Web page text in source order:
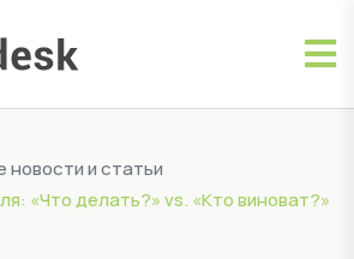
новости и статьи
«Что делать?» vs. «Кто виноват?»